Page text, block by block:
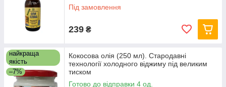
Під замовлення
239 ₴
найкраща
якість
–7%
Кокосова олія (250 мл). Стародавні
технології холодного віджиму під великим
тиском
Готово до відправки 4 од.